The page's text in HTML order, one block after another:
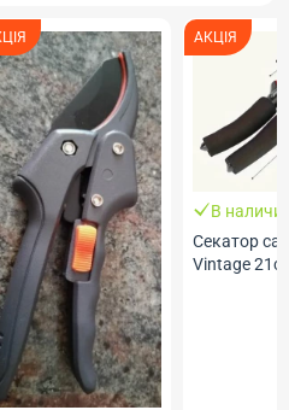
АКЦІЯ
В
Секатор
Vintage